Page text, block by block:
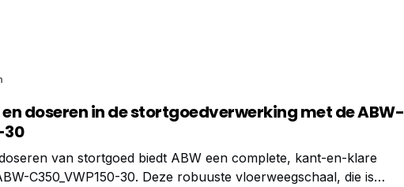
doseren in de stortgoedverwerking met de ABW-
30
van stortgoed biedt ABW een complete, kant-en-klare
C350_VWP150-30. Deze robuuste vloerweegschaal, die is